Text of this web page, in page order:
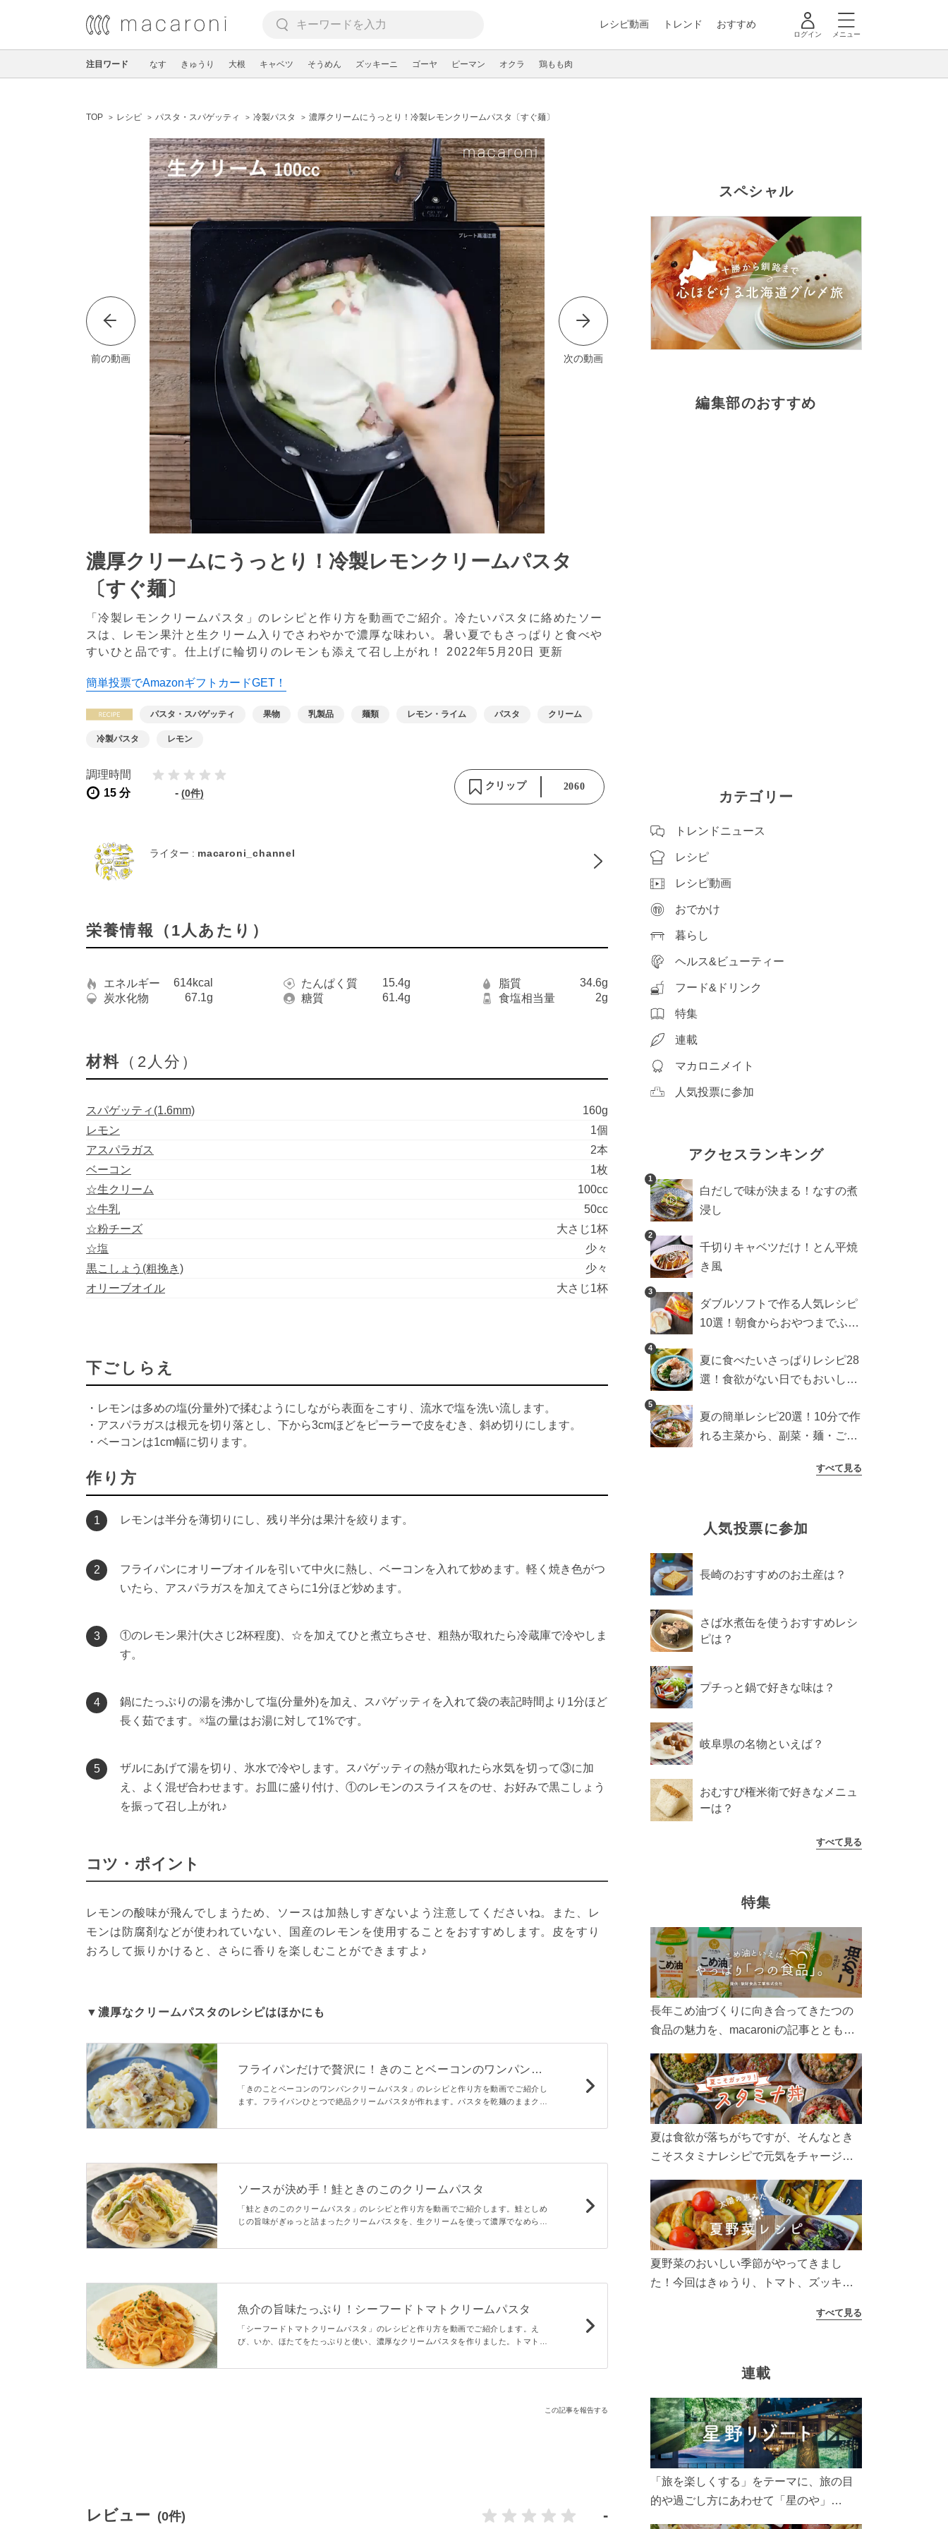
レシピ動画 トレンド おすすめ
ログイン メニュー
注目ワード なす きゅうり 大根 キャベツ そうめん ズッキーニ ゴーヤ ピーマン オクラ 鶏もも肉
TOP レシピ パスタ・スパゲッティ 冷製パスタ 濃厚クリームにうっとり！冷製レモンクリームパスタ〔すぐ麺〕
前の動画 次の動画
濃厚クリームにうっとり！冷製レモンクリームパスタ
〔すぐ麺〕
「冷製レモンクリームパスタ」のレシピと作り方を動画でご紹介。冷たいパスタに絡めたソー
スは、レモン果汁と生クリーム入りでさわやかで濃厚な味わい。暑い夏でもさっぱりと食べや
すいひと品です。仕上げに輪切りのレモンも添えて召し上がれ！ 2022年5月20日 更新
簡単投票でAmazonギフトカードGET！
パスタ・スパゲッティ 果物 乳製品 麺類 レモン・ライム パスタ クリーム
冷製パスタ レモン
調理時間
15 分
- (0件)
クリップ 2060
ライター : macaroni_channel
栄養情報（1人あたり）
エネルギー 614kcal たんぱく質 15.4g 脂質
34.6g
炭水化物
67.1g 糖質 61.4g 食塩相当量 2g
材料 （2人分）
スパゲッティ(1.6mm)
160g
レモン
1個
アスパラガス
2本
ベーコン
1枚
☆生クリーム
100cc
☆牛乳
50cc
☆粉チーズ
大さじ1杯
☆塩
少々
黒こしょう(粗挽き)
少々
オリーブオイル
大さじ1杯
下ごしらえ
・レモンは多めの塩(分量外)で揉むようにしながら表面をこすり、流水で塩を洗い流します。
・アスパラガスは根元を切り落とし、下から3cmほどをピーラーで皮をむき、斜め切りにします。
・ベーコンは1cm幅に切ります。
作り方
1 レモンは半分を薄切りにし、残り半分は果汁を絞ります。
2
フライパンにオリーブオイルを引いて中火に熱し、ベーコンを入れて炒めます。軽く焼き色がつ
いたら、アスパラガスを加えてさらに1分ほど炒めます。
3
①のレモン果汁(大さじ2杯程度)、☆を加えてひと煮立ちさせ、粗熱が取れたら冷蔵庫で冷やしま
す。
4
鍋にたっぷりの湯を沸かして塩(分量外)を加え、スパゲッティを入れて袋の表記時間より1分ほど
長く茹でます。※塩の量はお湯に対して1%です。
5
ザルにあげて湯を切り、氷水で冷やします。スパゲッティの熱が取れたら水気を切って③に加
え、よく混ぜ合わせます。お皿に盛り付け、①のレモンのスライスをのせ、お好みで黒こしょう
を振って召し上がれ♪
コツ・ポイント
レモンの酸味が飛んでしまうため、ソースは加熱しすぎないよう注意してくださいね。また、レ
モンは防腐剤などが使われていない、国産のレモンを使用することをおすすめします。皮をすり
おろして振りかけると、さらに香りを楽しむことができますよ♪
▼濃厚なクリームパスタのレシピはほかにも
フライパンだけで贅沢に！きのことベーコンのワンパンク
リームパスタ
「きのことベーコンのワンパンクリームパスタ」のレシピと作り方を動画でご紹介し
ます。フライパンひとつで絶品クリームパスタが作れます。パスタを乾麺のままクリ
上がれ♪
ソースが決め手！鮭ときのこのクリームパスタ
「鮭ときのこのクリームパスタ」のレシピと作り方を動画でご紹介します。鮭としめ
じの旨味がぎゅっと詰まったクリームパスタを、生クリームを使って濃厚でなめらか
♪
魚介の旨味たっぷり！シーフードトマトクリームパスタ
「シーフードトマトクリームパスタ」のレシピと作り方を動画でご紹介します。え
び、いか、ほたてをたっぷりと使い、濃厚なクリームパスタを作りました。トマトと
めですよ♪
この記事を報告する
レビュー (0件) -
スペシャル
編集部のおすすめ
カテゴリー
トレンドニュース
レシピ
レシピ動画
おでかけ
暮らし
ヘルス&ビューティー
フード&ドリンク
特集
連載
マカロニメイト
人気投票に参加
アクセスランキング
1
白だしで味が決まる！なすの煮
浸し
2
千切りキャベツだけ！とん平焼
き風
3
ダブルソフトで作る人気レシピ
10選！朝食からおやつまでふん
4
夏に食べたいさっぱりレシピ28
選！食欲がない日でもおいしい
5
夏の簡単レシピ20選！10分で作
れる主菜から、副菜・麺・ごは
すべて見る
人気投票に参加
長崎のおすすめのお土産は？
さば水煮缶を使うおすすめレシ
ピは？
プチっと鍋で好きな味は？
岐阜県の名物といえば？
おむすび権米衛で好きなメニュ
ーは？
すべて見る
特集
長年こめ油づくりに向き合ってきたつの
食品の魅力を、macaroniの記事とともに
ん、製造現場や品質へのこだわりまで。
こめ油をもっと好きになるコンテンツを
ぜひお楽しみください。
夏は食欲が落ちがちですが、そんなとき
こそスタミナレシピで元気をチャージ！
リ食べて、夏バテを吹き飛ばしましょ
う！
夏野菜のおいしい季節がやってきまし
た！今回はきゅうり、トマト、ズッキー
太陽の光をたっぷりあびた夏野菜は栄養
すべて見る
連載
「旅を楽しくする」をテーマに、旅の目
的や過ごし方にあわせて「星のや」